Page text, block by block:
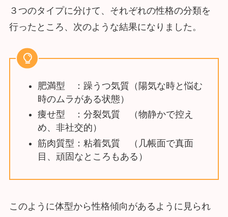
３つのタイプに分けて、それぞれの性格の分類を
行ったところ、次のような結果になりました。
肥満型 ：躁うつ気質（陽気な時と悩む
時のムラがある状態）
痩せ型 ：分裂気質 （物静かで控え
め、非社交的）
筋肉質型：粘着気質 （几帳面で真面
目、頑固なところもある）
このように体型から性格傾向があるように見られ